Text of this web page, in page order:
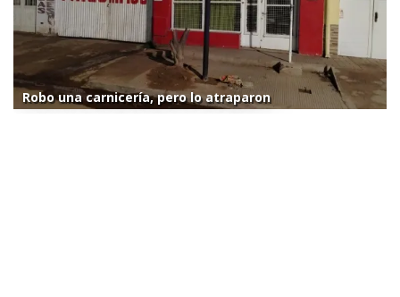
Robo una carnicería, pero lo atraparon